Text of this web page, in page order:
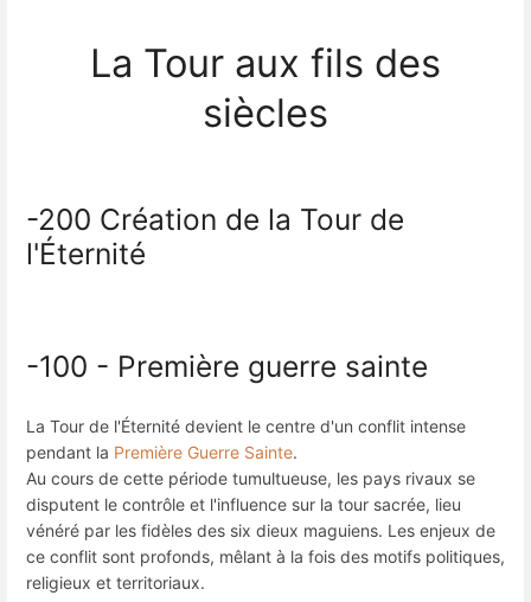
La Tour aux fils des
siècles
-200 Création de la Tour de
l'Éternité
-100 - Première guerre sainte
La Tour de l'Éternité devient le centre d'un conflit intense
pendant la Première Guerre Sainte.
Au cours de cette période tumultueuse, les pays rivaux se
disputent le contrôle et l'influence sur la tour sacrée, lieu
vénéré par les fidèles des six dieux maguiens. Les enjeux de
ce conflit sont profonds, mêlant à la fois des motifs politiques,
religieux et territoriaux.